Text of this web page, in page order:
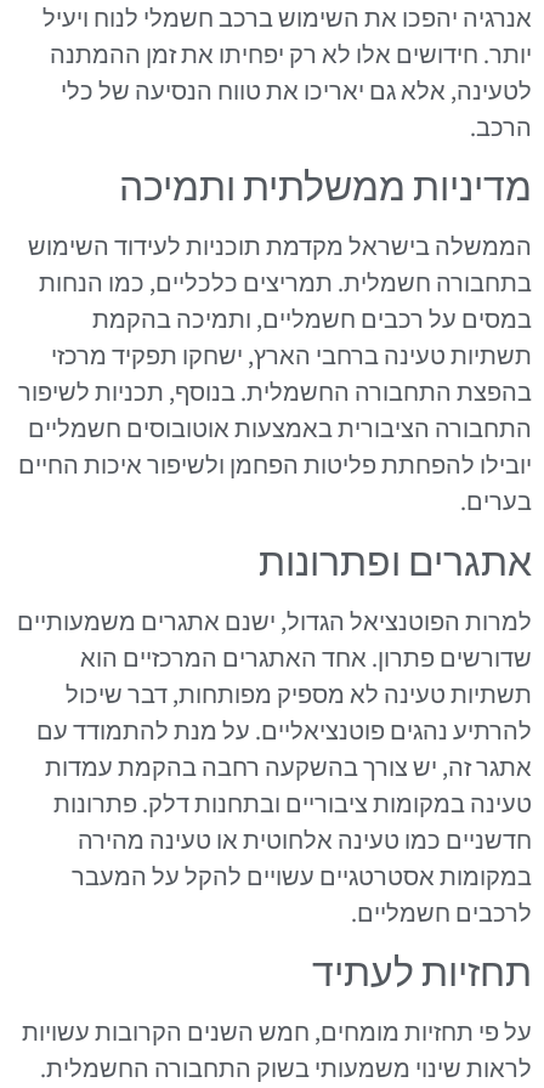
אנרגיה יהפכו את השימוש ברכב חשמלי לנוח ויעיל
יותר. חידושים אלו לא רק יפחיתו את זמן ההמתנה
לטעינה, אלא גם יאריכו את טווח הנסיעה של כלי
הרכב.
מדיניות ממשלתית ותמיכה
הממשלה בישראל מקדמת תוכניות לעידוד השימוש
בתחבורה חשמלית. תמריצים כלכליים, כמו הנחות
במסים על רכבים חשמליים, ותמיכה בהקמת
תשתיות טעינה ברחבי הארץ, ישחקו תפקיד מרכזי
בהפצת התחבורה החשמלית. בנוסף, תכניות לשיפור
התחבורה הציבורית באמצעות אוטובוסים חשמליים
יובילו להפחתת פליטות הפחמן ולשיפור איכות החיים
בערים.
אתגרים ופתרונות
למרות הפוטנציאל הגדול, ישנם אתגרים משמעותיים
שדורשים פתרון. אחד האתגרים המרכזיים הוא
תשתיות טעינה לא מספיק מפותחות, דבר שיכול
להרתיע נהגים פוטנציאליים. על מנת להתמודד עם
אתגר זה, יש צורך בהשקעה רחבה בהקמת עמדות
טעינה במקומות ציבוריים ובתחנות דלק. פתרונות
חדשניים כמו טעינה אלחוטית או טעינה מהירה
במקומות אסטרטגיים עשויים להקל על המעבר
לרכבים חשמליים.
תחזיות לעתיד
על פי תחזיות מומחים, חמש השנים הקרובות עשויות
לראות שינוי משמעותי בשוק התחבורה החשמלית.